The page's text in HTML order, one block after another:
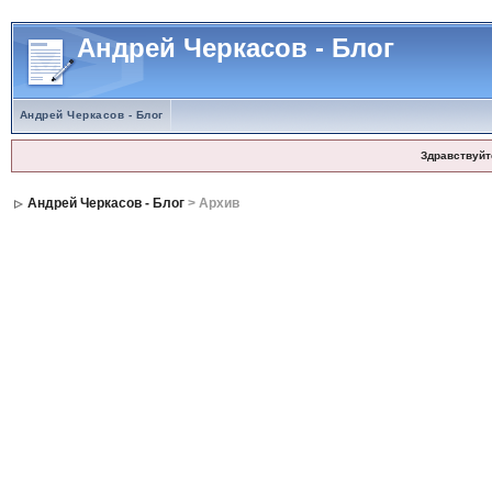
Андрей Черкасов - Блог
Андрей Черкасов - Блог
Андрей Черкасов - Блог> Архив